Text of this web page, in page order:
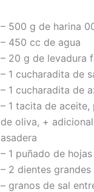
– 500 g de harina
– 450 cc de agua
– 20 g de levadura
– 1 cucharadita de
– 1 cucharadita de
– 1 tacita de
de oliva, +
asadera
– 1 puñado de
– 2 dientes grandes
– granos de sal